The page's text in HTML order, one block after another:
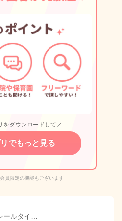
をダウンロードして／
でもっと見る
員限定の機能もございます
ールタイ…